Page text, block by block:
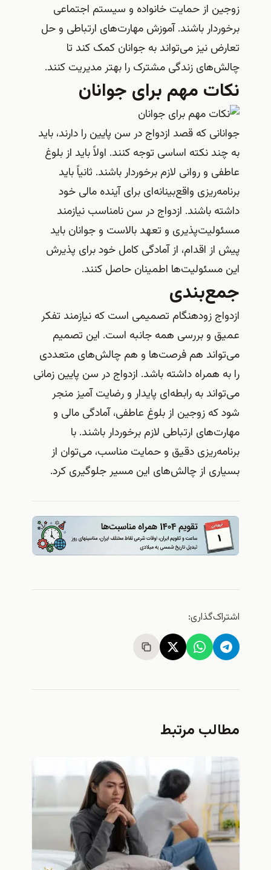
زوجین از حمایت خانواده و سیستم اجتماعی
برخوردار باشند. آموزش مهارت‌های ارتباطی و حل
تعارض نیز می‌تواند به جوانان کمک کند تا
چالش‌های زندگی مشترک را بهتر مدیریت کنند.
نکات مهم برای جوانان
جوانانی که قصد ازدواج در سن پایین را دارند، باید
به چند نکته اساسی توجه کنند. اولاً باید از بلوغ
عاطفی و روانی لازم برخوردار باشند. ثانیاً باید
برنامه‌ریزی واقع‌بینانه‌ای برای آینده مالی خود
داشته باشند. ازدواج در سن نامناسب نیازمند
مسئولیت‌پذیری و تعهد بالاست و جوانان باید
پیش از اقدام، از آمادگی کامل خود برای پذیرش
این مسئولیت‌ها اطمینان حاصل کنند.
جمع‌بندی
ازدواج زودهنگام تصمیمی است که نیازمند تفکر
عمیق و بررسی همه جانبه است. این تصمیم
می‌تواند هم فرصت‌ها و هم چالش‌های متعددی
را به همراه داشته باشد. ازدواج در سن پایین زمانی
می‌تواند به رابطه‌ای پایدار و رضایت آمیز منجر
شود که زوجین از بلوغ عاطفی، آمادگی مالی و
مهارت‌های ارتباطی لازم برخوردار باشند. با
برنامه‌ریزی دقیق و حمایت مناسب، می‌توان از
بسیاری از چالش‌های این مسیر جلوگیری کرد.
اشتراک‌گذاری:
مطالب مرتبط